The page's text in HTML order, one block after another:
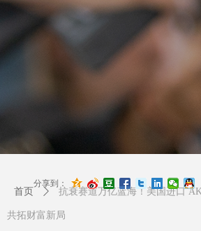
首页 ꄲ 抗衰赛道万亿蓝海！美国进口
共拓财富新局
分享到：